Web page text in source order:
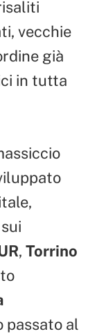
vecchie
già
in tutta
, Torrino
passato al